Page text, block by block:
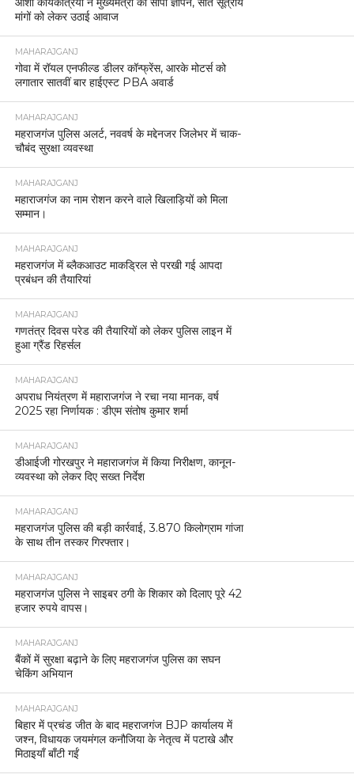
MAHARAJGANJ
आशा कार्यकत्रियों ने मुख्यमंत्री को सौंपा ज्ञापन, सात सूत्रीय
मांगों को लेकर उठाई आवाज
MAHARAJGANJ
गोवा में रॉयल एनफील्ड डीलर कॉन्फ्रेंस, आरके मोटर्स को
लगातार सातवीं बार हाईएस्ट PBA अवार्ड
MAHARAJGANJ
महराजगंज पुलिस अलर्ट, नववर्ष के मद्देनजर जिलेभर में चाक-
चौबंद सुरक्षा व्यवस्था
MAHARAJGANJ
महाराजगंज का नाम रोशन करने वाले खिलाड़ियों को मिला
सम्मान।
MAHARAJGANJ
महराजगंज में ब्लैकआउट माकड्रिल से परखी गई आपदा
प्रबंधन की तैयारियां
MAHARAJGANJ
गणतंत्र दिवस परेड की तैयारियों को लेकर पुलिस लाइन में
हुआ ग्रैंड रिहर्सल
MAHARAJGANJ
अपराध नियंत्रण में महाराजगंज ने रचा नया मानक, वर्ष
2025 रहा निर्णायक : डीएम संतोष कुमार शर्मा
MAHARAJGANJ
डीआईजी गोरखपुर ने महाराजगंज में किया निरीक्षण, कानून-
व्यवस्था को लेकर दिए सख्त निर्देश
MAHARAJGANJ
महराजगंज पुलिस की बड़ी कार्रवाई, 3.870 किलोग्राम गांजा
के साथ तीन तस्कर गिरफ्तार।
MAHARAJGANJ
महराजगंज पुलिस ने साइबर ठगी के शिकार को दिलाए पूरे 42
हजार रुपये वापस।
MAHARAJGANJ
बैंकों में सुरक्षा बढ़ाने के लिए महराजगंज पुलिस का सघन
चेकिंग अभियान
MAHARAJGANJ
बिहार में प्रचंड जीत के बाद महराजगंज BJP कार्यालय में
जश्न, विधायक जयमंगल कनौजिया के नेतृत्व में पटाखे और
मिठाइयाँ बाँटी गईं